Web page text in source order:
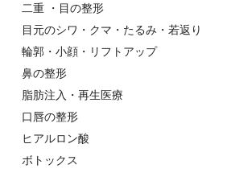
⼆重 ・⽬の整形
⽬元のシワ・クマ・たるみ・若返り
輪郭・⼩顔・リフトアップ
⿐の整形
脂肪注入・再生医療
⼝唇の整形
ヒアルロン酸
ボトックス